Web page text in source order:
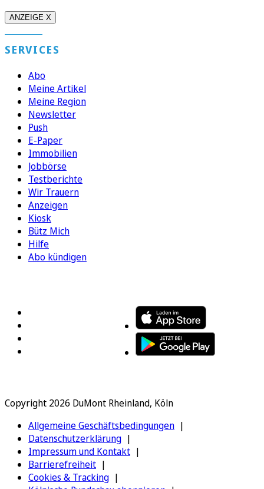
ANZEIGE X
SERVICES
Abo
Meine Artikel
Meine Region
Newsletter
Push
E-Paper
Immobilien
Jobbörse
Testberichte
Wir Trauern
Anzeigen
Kiosk
Bütz Mich
Hilfe
Abo kündigen
Copyright 2026 DuMont Rheinland, Köln
Allgemeine Geschäftsbedingungen
Datenschutzerklärung
Impressum und Kontakt
Barrierefreiheit
Cookies & Tracking